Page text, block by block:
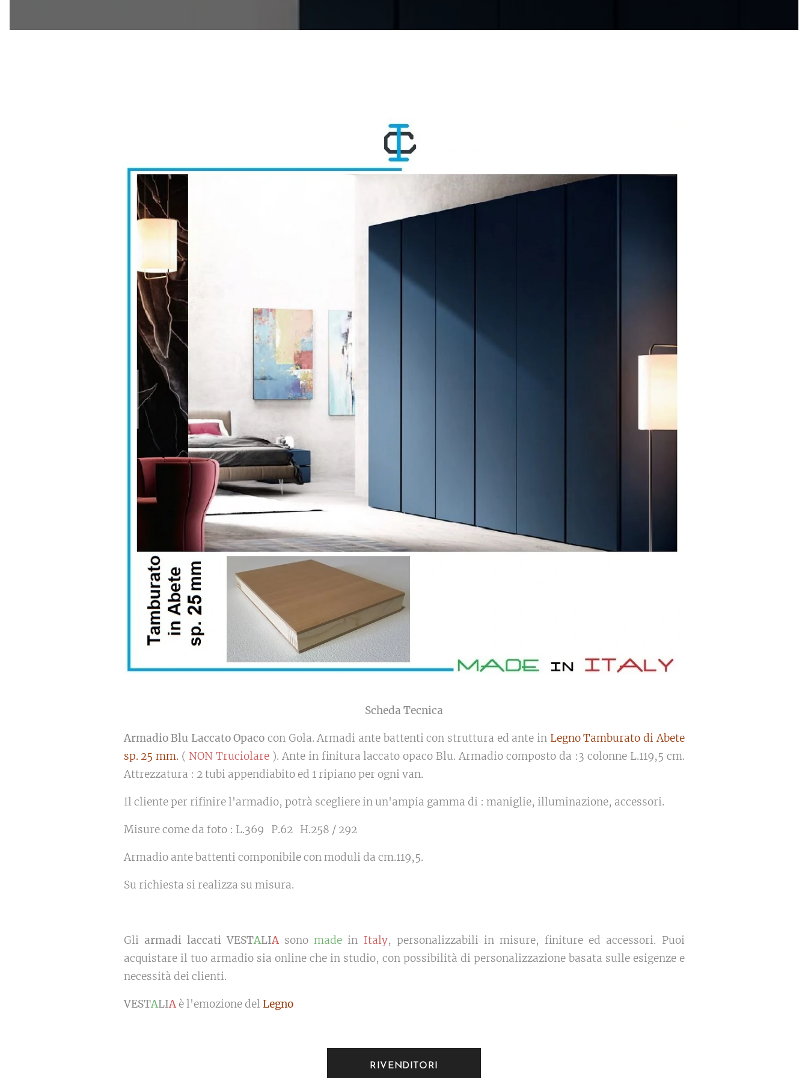
Scheda Tecnica
Armadio Blu Laccato Opacocon Gola. Armadi ante battenti con struttura ed ante in Legno Tamburato di Abete
sp. 25 mm. ( NON Truciolare ). Ante in finitura laccato opaco Blu. Armadio composto da :3 colonne L.119,5 cm.
Attrezzatura : 2 tubi appendiabito ed 1 ripiano per ogni van.
Il cliente per rifinire l'armadio, potrà scegliere in un'ampia gamma di : maniglie, illuminazione, accessori.
Misure come da foto : L.369 P.62 H.258 / 292
Armadio ante battenti componibile con moduli da cm.119,5.
Su richiesta si realizza su misura.
Gli armadi laccati VESTALIAsonomade in Italy, personalizzabili in misure, finiture ed accessori. Puoi
acquistare il tuo armadio sia online che in studio, con possibilità di personalizzazione basata sulle esigenze e
necessità dei clienti.
VESTALIA è l'emozione del Legno
RIVENDITORI